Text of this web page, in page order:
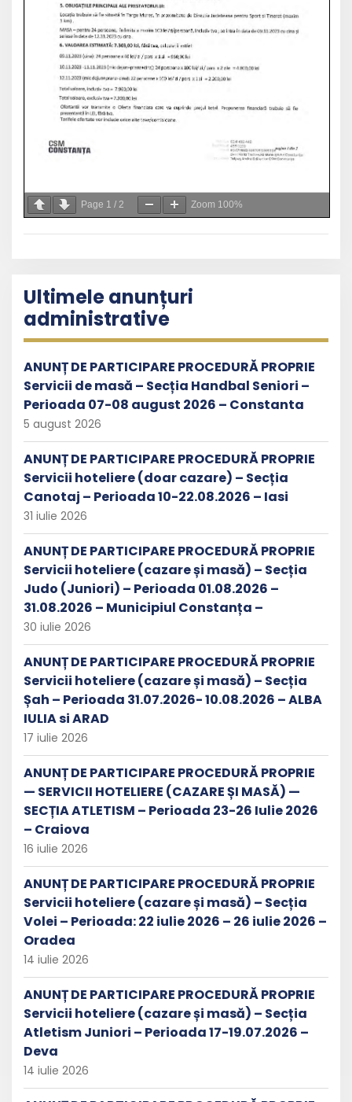
Page 1 / 2 Zoom 100%
Ultimele anunțuri
administrative
ANUNȚ DE PARTICIPARE PROCEDURĂ PROPRIE
Servicii de masă – Secția Handbal Seniori –
Perioada 07-08 august 2026 – Constanta
5 august 2026
ANUNȚ DE PARTICIPARE PROCEDURĂ PROPRIE
Servicii hoteliere (doar cazare) – Secția
Canotaj – Perioada 10-22.08.2026 – Iasi
31 iulie 2026
ANUNȚ DE PARTICIPARE PROCEDURĂ PROPRIE
Servicii hoteliere (cazare și masă) – Secția
Judo (Juniori) – Perioada 01.08.2026 –
31.08.2026 – Municipiul Constanța –
30 iulie 2026
ANUNȚ DE PARTICIPARE PROCEDURĂ PROPRIE
Servicii hoteliere (cazare și masă) – Secția
Șah – Perioada 31.07.2026- 10.08.2026 – ALBA
IULIA si ARAD
17 iulie 2026
ANUNȚ DE PARTICIPARE PROCEDURĂ PROPRIE
— SERVICII HOTELIERE (CAZARE ȘI MASĂ) —
SECȚIA ATLETISM – Perioada 23-26 Iulie 2026
– Craiova
16 iulie 2026
ANUNȚ DE PARTICIPARE PROCEDURĂ PROPRIE
Servicii hoteliere (cazare și masă) – Secția
Volei – Perioada: 22 iulie 2026 – 26 iulie 2026 –
Oradea
14 iulie 2026
ANUNȚ DE PARTICIPARE PROCEDURĂ PROPRIE
Servicii hoteliere (cazare și masă) – Secția
Atletism Juniori – Perioada 17-19.07.2026 –
Deva
14 iulie 2026